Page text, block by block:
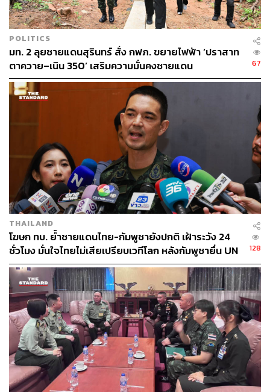
POLITICS
มท. 2 ลุยชายแดนสุรินทร์ สั่ง กฟภ. ขยายไฟฟ้า ‘ปราสาท
ตาควาย–เนิน 350’ เสริมความมั่นคงชายแดน
67
THAILAND
โฆษก ทบ. ย้ำชายแดนไทย-กัมพูชายังปกติ เฝ้าระวัง 24
ชั่วโมง มั่นใจไทยไม่เสียเปรียบเวทีโลก หลังกัมพูชายื่น UN
รับรอง MOU43
128